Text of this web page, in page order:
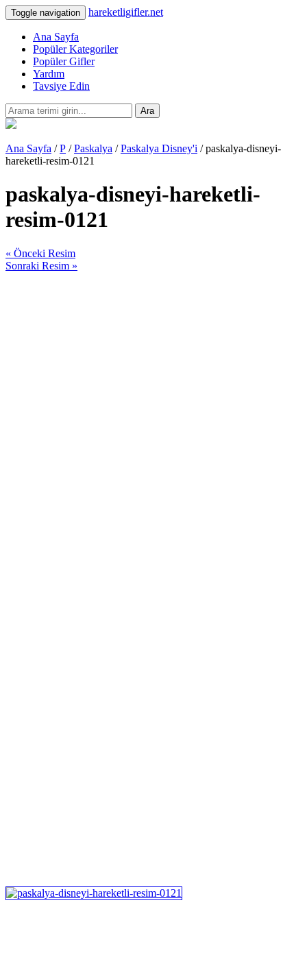
Toggle navigation hareketligifler.net
Ana Sayfa
Popüler Kategoriler
Popüler Gifler
Yardım
Tavsiye Edin
Ara
Ana Sayfa /P /Paskalya /Paskalya Disney'i / paskalya-disneyi-
hareketli-resim-0121
paskalya-disneyi-hareketli-
resim-0121
« Önceki Resim
Sonraki Resim »